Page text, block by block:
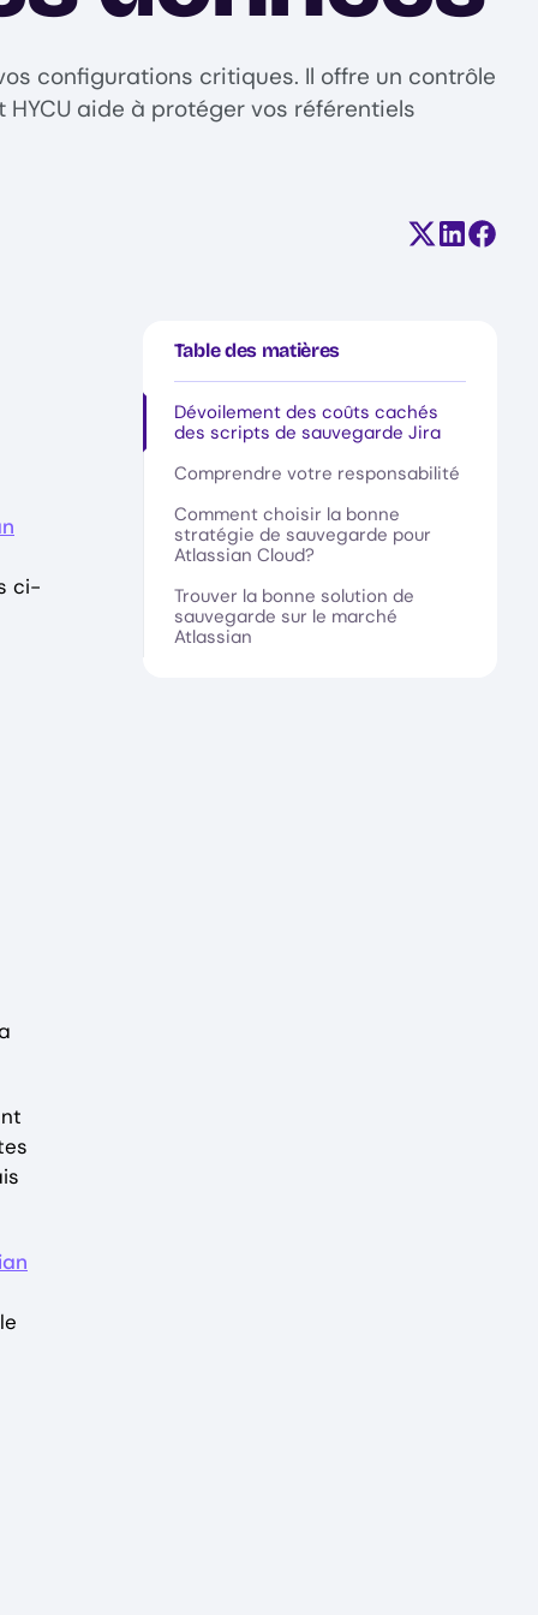
configurations critiques. Il offre un contrôle
aide à protéger vos référentiels
Partager
ci-
Table des matières
Dévoilement des coûts cachés
des scripts de sauvegarde Jira
Comprendre votre responsabilité
Comment choisir la bonne
stratégie de sauvegarde pour
Atlassian Cloud?
Trouver la bonne solution de
sauvegarde sur le marché
Atlassian